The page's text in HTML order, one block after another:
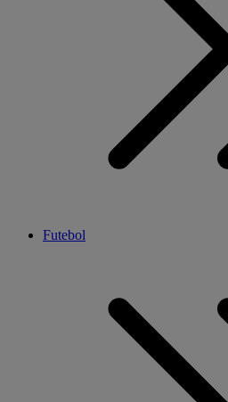
Futebol